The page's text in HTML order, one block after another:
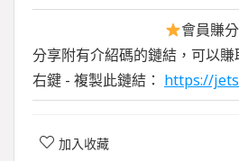
會員賺分
分享附有介紹碼的鏈結，可以賺
右鍵 - 複製此鏈結： https://
加入收藏